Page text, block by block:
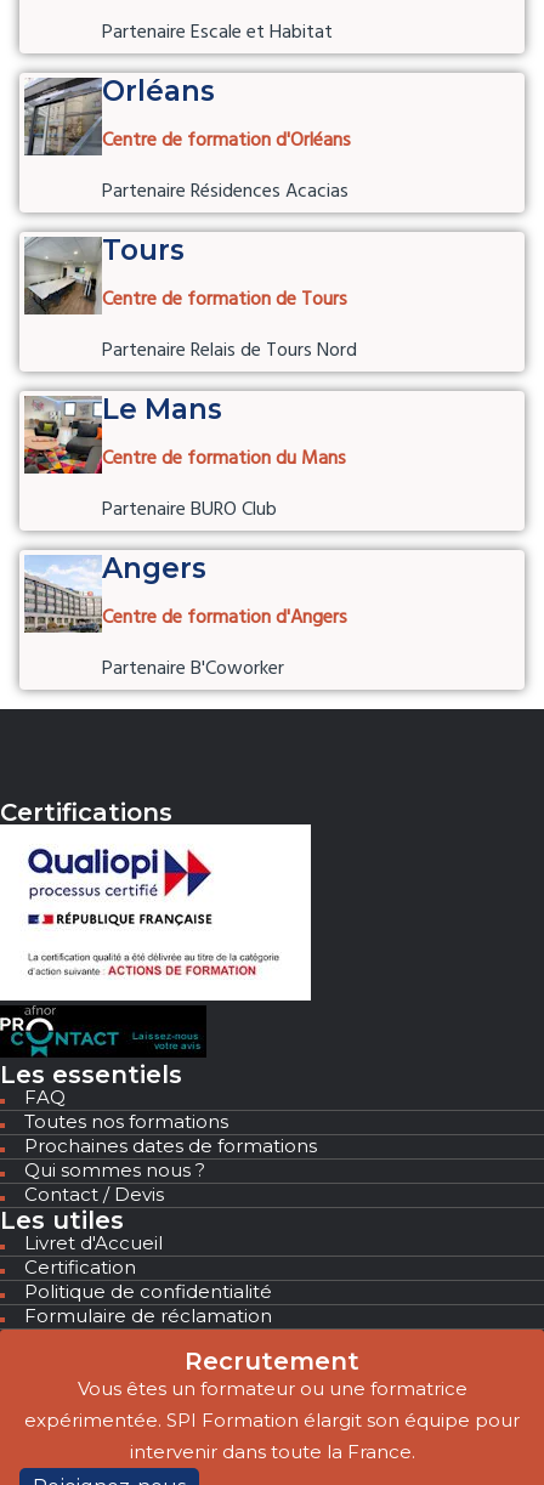
Partenaire Escale et Habitat
Orléans
Centre de formation d'Orléans
Partenaire Résidences Acacias
Tours
Centre de formation de Tours
Partenaire Relais de Tours Nord
Le Mans
Centre de formation du Mans
Partenaire BURO Club
Angers
Centre de formation d'Angers
Partenaire B'Coworker
Certifications
Les essentiels
FAQ
Toutes nos formations
Prochaines dates de formations
Qui sommes nous ?
Contact / Devis
Les utiles
Livret d'Accueil
Certification
Politique de confidentialité
Formulaire de réclamation
Recrutement
Vous êtes un formateur ou une formatrice
expérimentée. SPI Formation élargit son équipe pour
intervenir dans toute la France.